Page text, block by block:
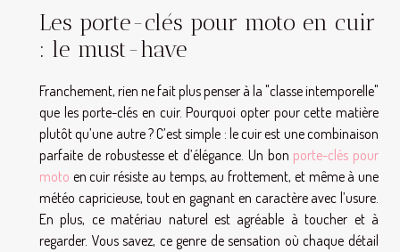
Les porte-clés pour moto en cuir
: le must-have
Franchement, rien ne fait plus penser à la "classe intemporelle"
que les porte-clés en cuir. Pourquoi opter pour cette matière
plutôt qu’une autre ? C’est simple : le cuir est une combinaison
parfaite de robustesse et d’élégance. Un bon porte-clés pour
moto en cuir résiste au temps, au frottement, et même à une
météo capricieuse, tout en gagnant en caractère avec l’usure.
En plus, ce matériau naturel est agréable à toucher et à
regarder. Vous savez, ce genre de sensation où chaque détail